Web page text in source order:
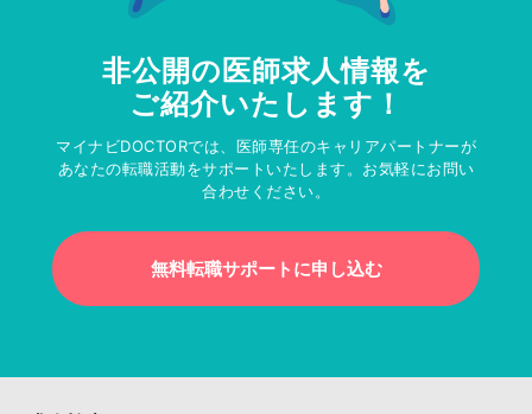
非公開の医師求人情報を
ご紹介いたします！
マイナビDOCTORでは、医師専任のキャリアパートナーが
あなたの転職活動をサポートいたします。お気軽にお問い
合わせください。
無料転職サポートに申し込む